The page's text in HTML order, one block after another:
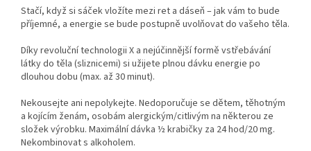
Stačí, když si sáček vložíte mezi ret a dáseň – jak vám to bude
příjemné, a energie se bude postupně uvolňovat do vašeho těla.
Díky revoluční technologii X a nejúčinnější formě vstřebávání
látky do těla (sliznicemi) si užijete plnou dávku energie po
dlouhou dobu (max. až 30 minut).
Nekousejte ani nepolykejte. Nedoporučuje se dětem, těhotným
a kojícím ženám, osobám alergickým/citlivým na některou ze
složek výrobku. Maximální dávka ½ krabičky za 24 hod/20 mg.
Nekombinovat s alkoholem.